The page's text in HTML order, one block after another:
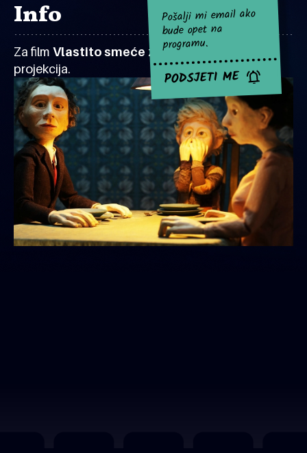
Info
Za film Vlastito smeće za sad nema najavljenih
projekcija.
Pošalji mi email ako
bude opet na
programu.
PODSJETI ME